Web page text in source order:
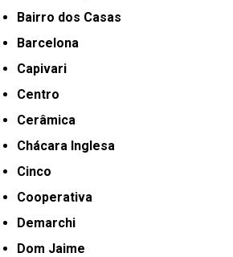
Bairro dos Casas
Barcelona
Capivari
Centro
Cerâmica
Chácara Inglesa
Cinco
Cooperativa
Demarchi
Dom Jaime